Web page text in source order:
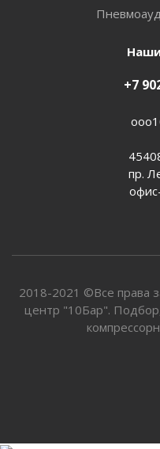
+7
пр.
2018-2021 ©Все права
центр "10Бар".